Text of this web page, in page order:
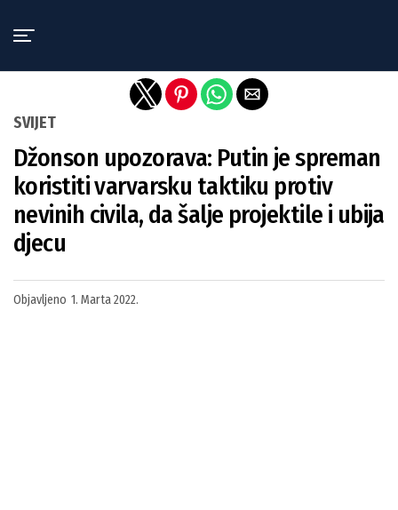
SVIJET
Džonson upozorava: Putin je spreman
koristiti varvarsku taktiku protiv
nevinih civila, da šalje projektile i ubija
djecu
Objavljeno 1. Marta 2022.